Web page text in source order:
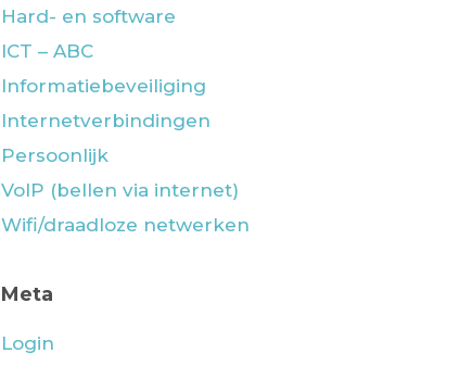
Hard- en software
ICT – ABC
Informatiebeveiliging
Internetverbindingen
Persoonlijk
VoIP (bellen via internet)
Wifi/draadloze netwerken
Meta
Login